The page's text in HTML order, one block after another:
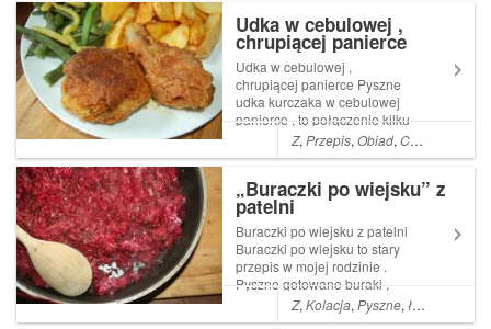
More ... Artykuł Duszone
buraczki z papryką , przetwory
poch...
Udka w cebulowej ,
chrupiącej panierce
Udka w cebulowej ,
chrupiącej panierce Pyszne
udka kurczaka w cebulowej
panierce , to połączenie kilku
przepisów . Czyli jak zwykle w
moim wypadku , wycedzenie
More ... Artykuł Udka w
cebulowej , chrupiącej
panierce pochodzi ...
Z,Przepis,Obiad,Co ,
„Buraczki po wiejsku” z
patelni
Buraczki po wiejsku z patelni
Buraczki po wiejsku to stary
przepis w mojej rodzinie .
Pyszne gotowane buraki ,
podsmażone na wędzonce z
cebulką i zaprawione kwaśną
Z,Kolacja,Pyszne,łatwe